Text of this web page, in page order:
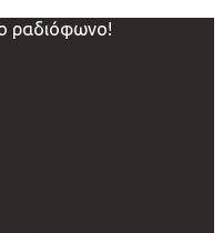
ραδιόφωνο!